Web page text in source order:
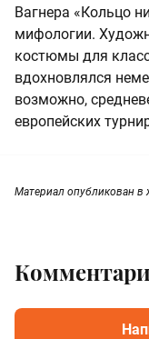
Вагнера «Кольцо
мифологии.
костюмы для
вдохновлялся
возможно,
европейских
Материал опубликован в